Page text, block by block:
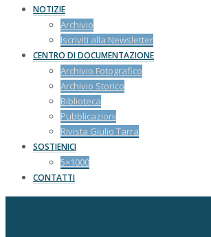
NOTIZIE
Archivio
Iscriviti alla Newsletter
CENTRO DI DOCUMENTAZIONE
Archivio Fotografico
Archivio Storico
Biblioteca
Pubblicazioni
Rivista Giulio Tarra
SOSTIENICI
5×1000
CONTATTI